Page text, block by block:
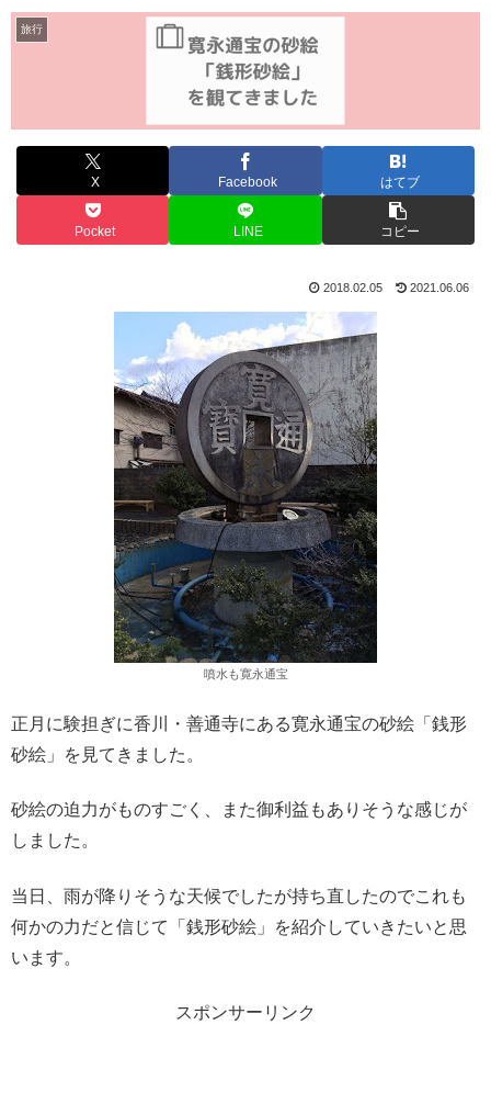
旅行
X Facebook はてブ
Pocket LINE コピー
2018.02.05 2021.06.06
噴水も寛永通宝
正月に験担ぎに香川・善通寺にある寛永通宝の砂絵「銭形
砂絵」を見てきました。
砂絵の迫力がものすごく、また御利益もありそうな感じが
しました。
当日、雨が降りそうな天候でしたが持ち直したのでこれも
何かの力だと信じて「銭形砂絵」を紹介していきたいと思
います。
スポンサーリンク